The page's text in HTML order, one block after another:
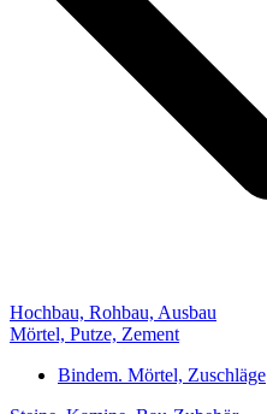
Hochbau, Rohbau, Ausbau
Mörtel, Putze, Zement
Bindem. Mörtel, Zuschläge